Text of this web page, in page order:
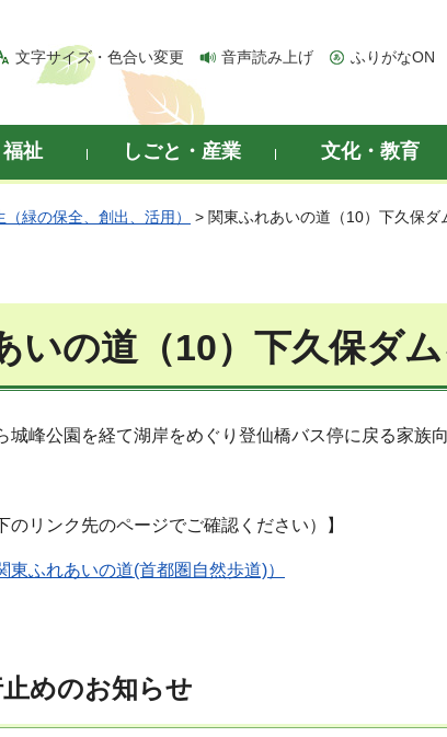
文字サイズ・色合い変更 音声読み上げ ふりがなON
祉 しごと・産業 文化・教育
緑の保全、創出、活用） > 関東ふれあいの道（10）下久保ダ
いの道（10）下久保ダ
城峰公園を経て湖岸をめぐり登仙橋バス停に戻る家族
のリンク先のページでご確認ください）】
ふれあいの道(首都圏自然歩道)）
めのお知らせ